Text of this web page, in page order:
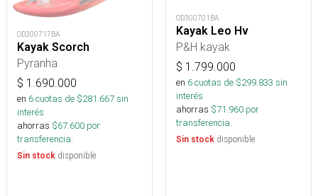
OD300717BA
Kayak Scorch
Pyranha
$ 1.690.000
en 6cuotas de $281.667sin
interés
ahorras $67.600 por
transferencia.
Sin stock disponible
OD300701BA
Kayak Leo Hv
P&H kayak
$ 1.799.000
en 6cuotas de $299.833 sin
interés
ahorras $71.960 por
transferencia.
Sin stock disponible